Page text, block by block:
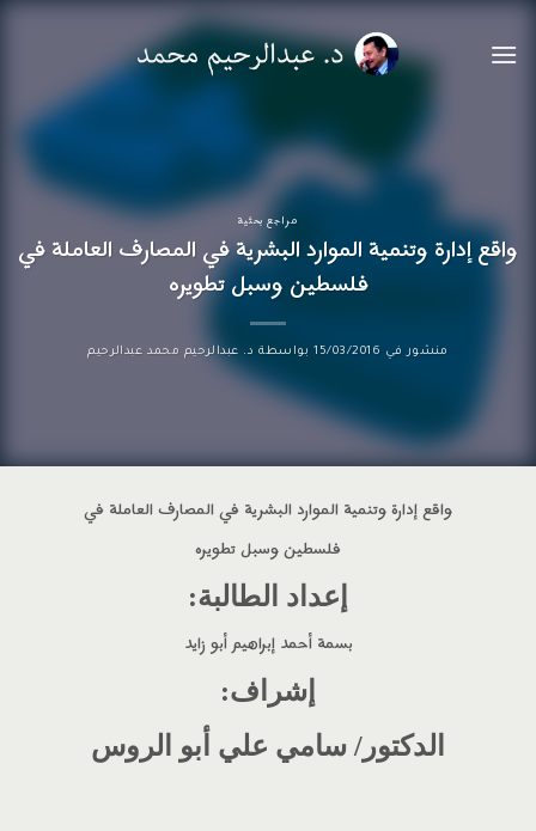
للمحتوى
مراجع بحثية
واقع إدارة وتنمية الموارد البشرية في المصارف العاملة في
فلسطين وسبل تطويره
منشور في 15/03/2016 بواسطة د. عبدالرحيم محمد عبدالرحيم
واقع إدارة وتنمية الموارد البشرية في المصارف العاملة في
فلسطين وسبل تطويره
إعداد الطالبة:
بسمة أحمد إبراهيم أبو زايد
إشراف:
الدكتور / سامي علي أبو الروس